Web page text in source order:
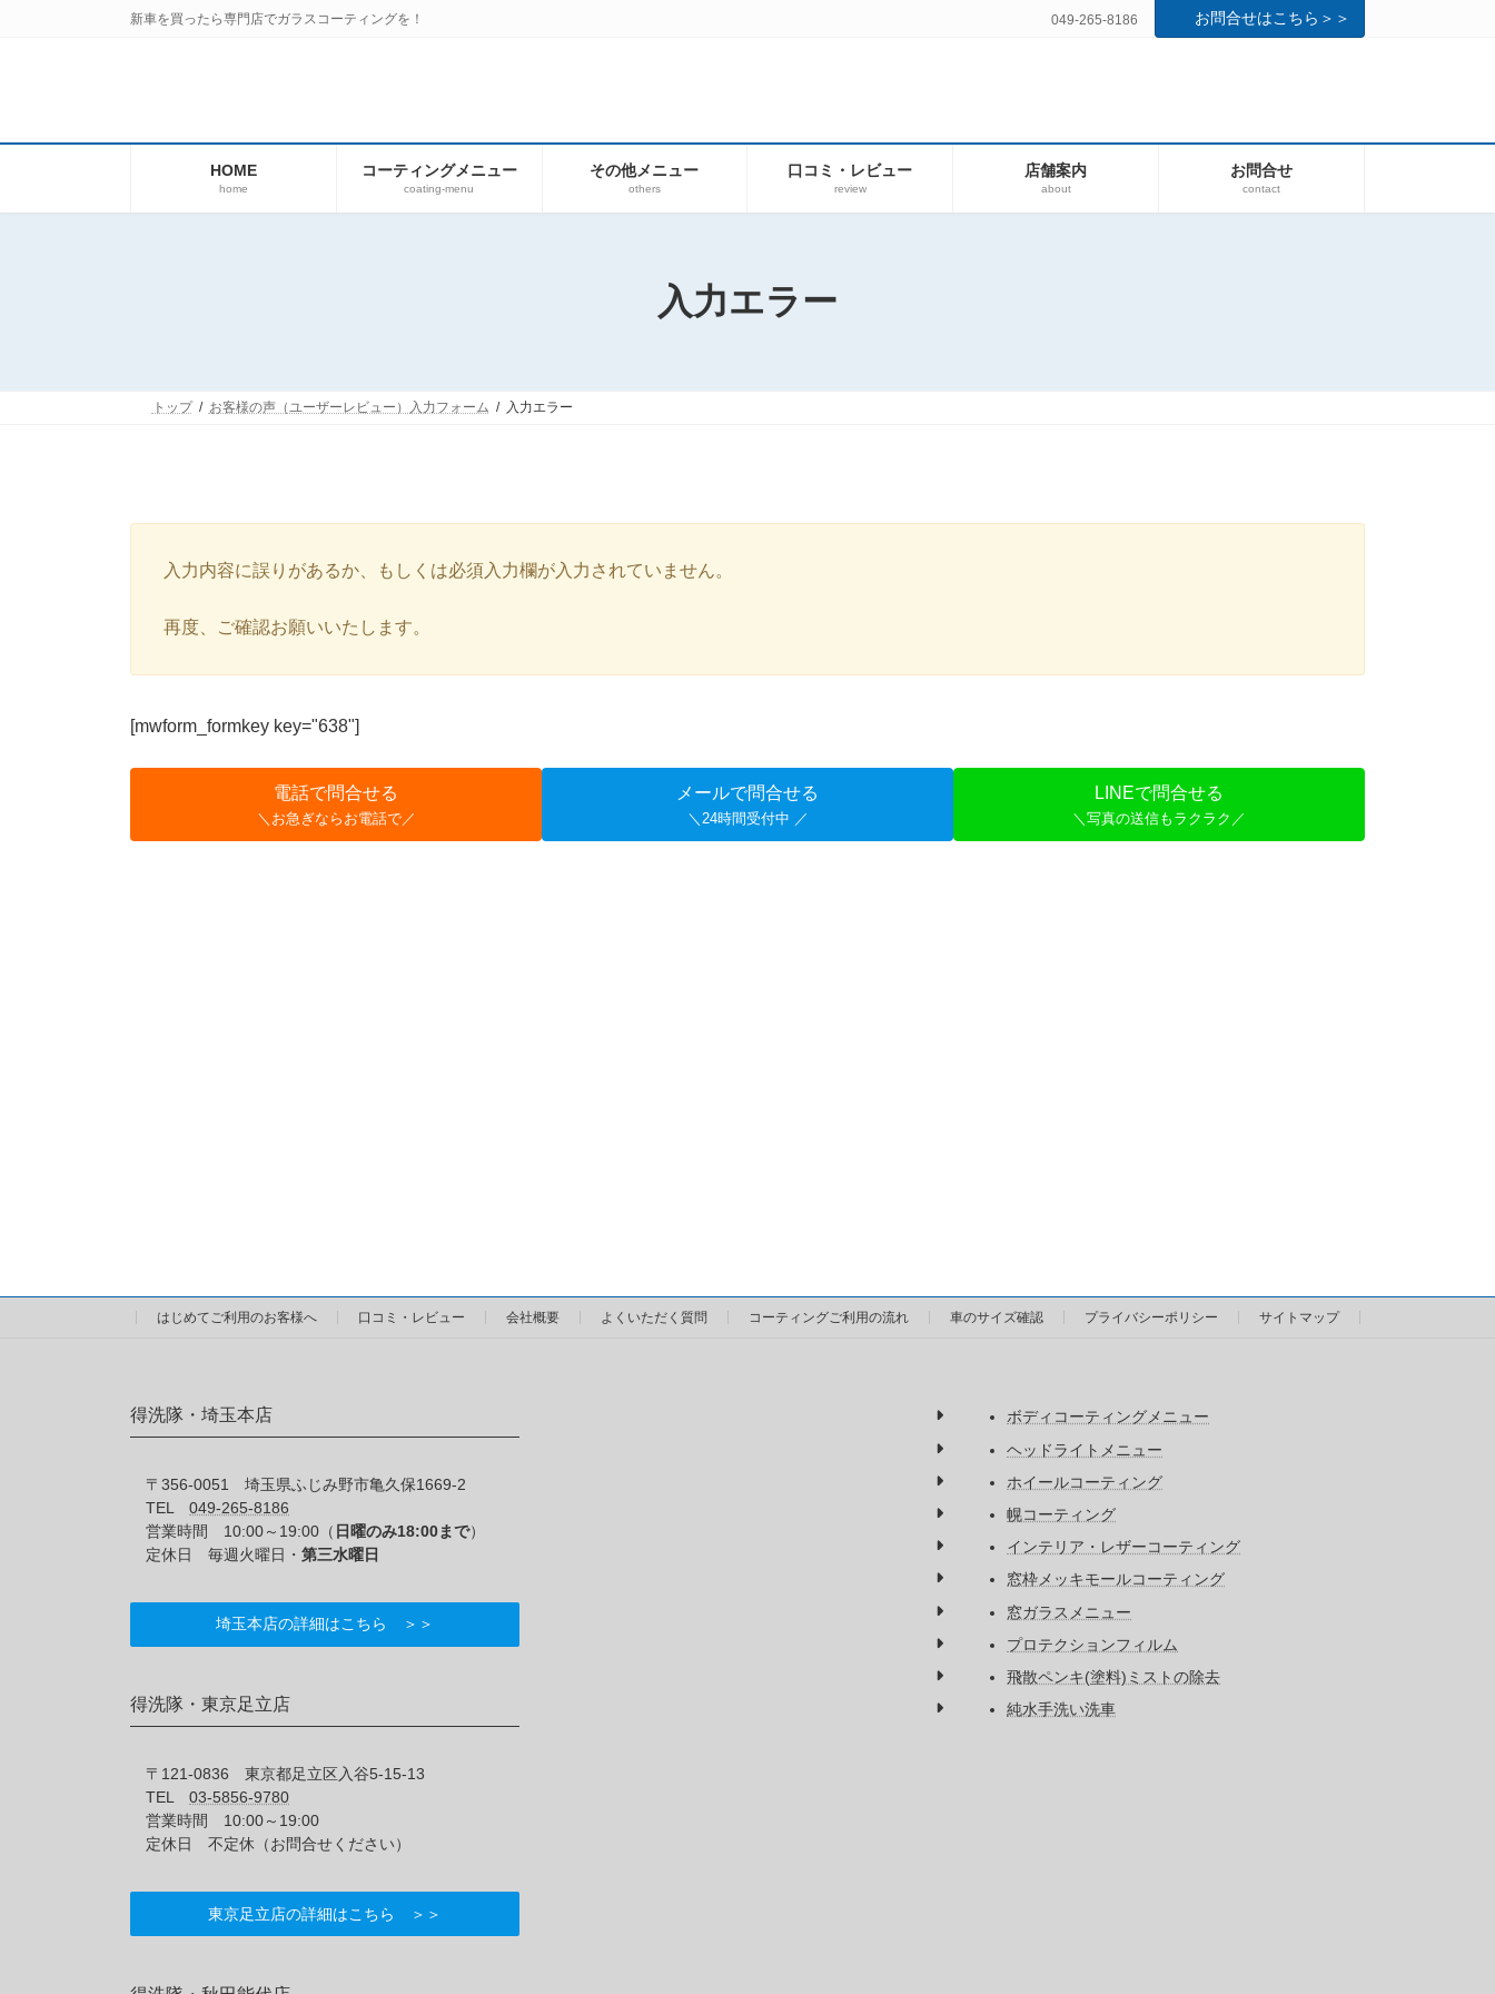
ス
ン
新車を買ったら専門店でガラスコーティングを！ 049-265-8186 お問合せはこちら＞＞
HOME
home
コーティングメニュー
coating-menu
その他メニュー
others
口コミ・レビュー
review
店舗案内
about
お問合せ
contact
入力エラー
トップ お客様の声（ユーザーレビュー）入力フォーム 入力エラー
入力内容に誤りがあるか、もしくは必須入力欄が入力されていません。
再度、ご確認お願いいたします。
[mwform_formkey key="638"]
電話で問合せる
＼お急ぎならお電話で／
メールで問合せる
＼24時間受付中 ／
LINEで問合せる
＼写真の送信もラクラク／
はじめてご利用のお客様へ 口コミ・レビュー 会社概要 よくいただく質問 コーティングご利用の流れ 車のサイズ確認 プライバシーポリシー サイトマップ
得洗隊・埼玉本店
〒356-0051 埼玉県ふじみ野市亀久保1669-2
TEL 049-265-8186
営業時間 10:00～19:00（ 日曜のみ18:00まで）
定休日 毎週火曜日・ 第三水曜日
埼玉本店の詳細はこちら ＞＞
得洗隊・東京足立店
〒121-0836 東京都足立区入谷5-15-13
TEL 03-5856-9780
営業時間 10:00～19:00
定休日 不定休（お問合せください）
東京足立店の詳細はこちら ＞＞
ボディコーティングメニュー
ヘッドライトメニュー
ホイールコーティング
幌コーティング
インテリア・レザーコーティング
窓枠メッキモールコーティング
窓ガラスメニュー
プロテクションフィルム
飛散ペンキ(塗料)ミストの除去
純水手洗い洗車